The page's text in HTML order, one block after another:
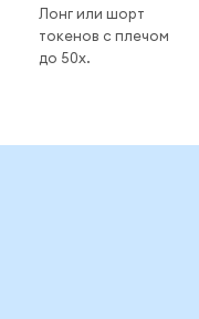
Лонг или шорт
токенов с плечом
до 50x.